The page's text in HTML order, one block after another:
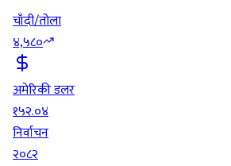
चाँदी/तोला
४,५८०
अमेरिकी डलर
१५२.०४
निर्वाचन
२०८२